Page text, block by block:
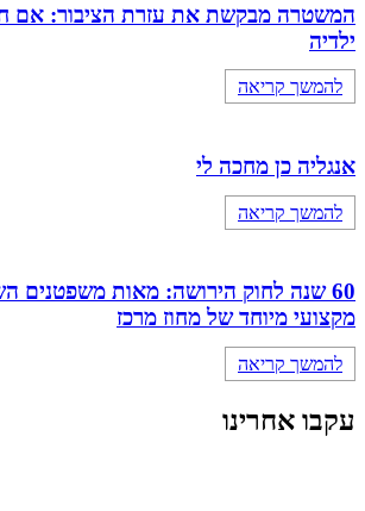
המשטרה מבקשת את עזרת הציבור: אם
ילדיה
להמשך קריאה
אנגליה כן מחכה לי
להמשך קריאה
60 שנה לחוק הירושה: מאות משפטנים
מקצועי מיוחד של מחוז מרכז
להמשך קריאה
עקבו אחרינו